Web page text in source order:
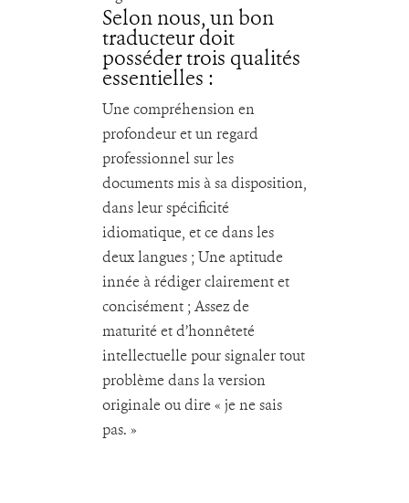
Selon nous, un bon
traducteur doit
posséder trois qualités
essentielles :
Une compréhension en
profondeur et un regard
professionnel sur les
documents mis à sa disposition,
dans leur spécificité
idiomatique, et ce dans les
deux langues ; Une aptitude
innée à rédiger clairement et
concisément ; Assez de
maturité et d’honnêteté
intellectuelle pour signaler tout
problème dans la version
originale ou dire « je ne sais
pas. »